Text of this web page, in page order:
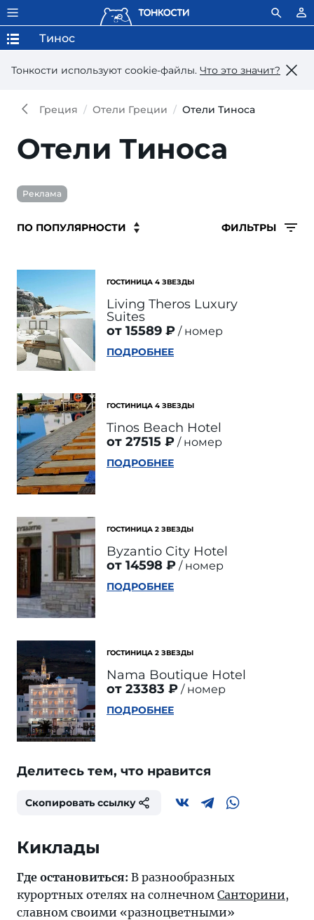
Тонкости используют сookie-файлы. Что это значит?
Тинос
Греция Отели Греции Отели Тиноса
Отели Тиноса
Реклама
ФИЛЬТРЫ
ГОСТИНИЦА 4 ЗВЕЗДЫ
Living Theros Luxury
Suites
от 15589 ₽
номер
ПОДРОБНЕЕ
ГОСТИНИЦА 4 ЗВЕЗДЫ
Tinos Beach Hotel
от 27515 ₽
номер
ПОДРОБНЕЕ
ГОСТИНИЦА 2 ЗВЕЗДЫ
Byzantio City Hotel
от 14598 ₽
номер
ПОДРОБНЕЕ
ГОСТИНИЦА 2 ЗВЕЗДЫ
Nama Boutique Hotel
от 23383 ₽
номер
ПОДРОБНЕЕ
Делитесь тем, что нравится
Скопировать ссылку
Киклады
Где остановиться: В разнообразных
курортных отелях на солнечном Санторини,
славном своими «разноцветными»